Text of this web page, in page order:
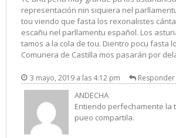
representación nin siquiera nel
tou viendo que fasta los rexonalistes
escañu nel parllamentu español. Los
tamos a la cola de tou. Dientro pocu fasta
Comunera de Castilla mos pasarán por
3 mayo, 2019 a las 4:12 pm Responder
ANDECHA
Entiendo perfechamente la
pueo compartila.